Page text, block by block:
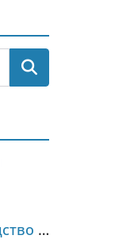
Audi 80 / 90 (1986-1991) Руководство по ремонту и техническому обслуживанию